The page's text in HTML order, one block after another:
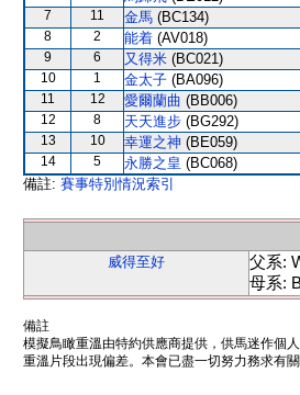
7 11 金馬 (BC134)
8 2 能着 (AV018)
9 6 又得米 (BC021)
10 1 金太子 (BA096)
11 12 愛爾蘭曲 (BB006)
12 8 天天進步 (BG292)
13 10 幸運之神 (BE059)
14 5 永勝之皇 (BC068)
備註: 賽事特別情況索引
威得至好
父系:
母系:
備註
模擬鳥瞰重溫由特約供應商提供，供馬迷作個
重溫片段出現偏差。本會已盡一切努力務求有